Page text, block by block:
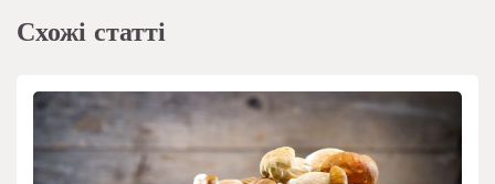
Схожі статті